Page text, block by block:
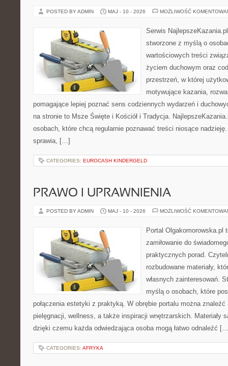
POSTED BY ADMIN MAJ - 10 - 2026 MOŻLIWOŚĆ
Serwis
stworzone z myślą o
wartościowych treści
życiem duchowym oraz
przestrzeń, w której
motywujące kazania,
pomagające lepiej poznać sens codziennych wydarzeń i
na stronie to Msze Święte i Kościół i Tradycja.
osobach, które chcą regularnie poznawać treści niosące nadzieję.
sprawia, […]
CATEGORIES: EUROCASH KINDERGELD
PRAWO I UPRAWNIENIA
POSTED BY ADMIN MAJ - 10 - 2026 MOŻLIWOŚĆ
Portal Olgakomorowska.pl
zamiłowanie do
praktycznych porad.
rozbudowane materiały,
własnych zainteresowań.
myślą o osobach, które
połączenia estetyki z praktyką. W obrębie portalu można
pielęgnacji, wellness, a także inspiracji wnętrzarskich. Materiały
dzięki czemu każda odwiedzająca osoba mogą łatwo odnaleźć
CATEGORIES: AFRYKA